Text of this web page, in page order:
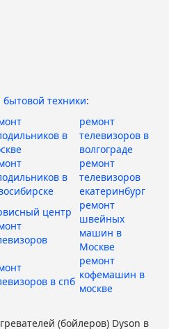
бытовой техники:
в
ремонт
телевизоров в
волгограде
в
ремонт
телевизоров
екатеринбург
центр
ремонт
швейных
машин в
Москве
в спб
ремонт
кофемашин в
москве
(бойлеров) Dyson в